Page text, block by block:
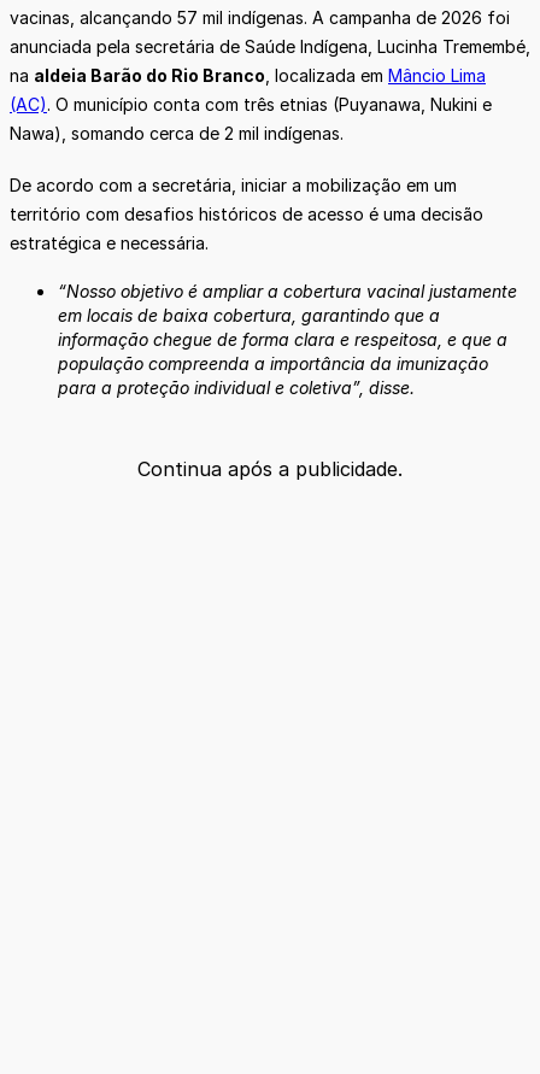
vacinas, alcançando 57 mil indígenas. A campanha de 2026 foi
anunciada pela secretária de Saúde Indígena, Lucinha Tremembé,
na aldeia Barão do Rio Branco , localizada em Mâncio Lima
(AC). O município conta com três etnias (Puyanawa, Nukini e
Nawa), somando cerca de 2 mil indígenas.
De acordo com a secretária, iniciar a mobilização em um
território com desafios históricos de acesso é uma decisão
estratégica e necessária.
“Nosso objetivo é ampliar a cobertura vacinal justamente
em locais de baixa cobertura, garantindo que a
informação chegue de forma clara e respeitosa, e que a
população compreenda a importância da imunização
para a proteção individual e coletiva”, disse.
Continua após a publicidade.